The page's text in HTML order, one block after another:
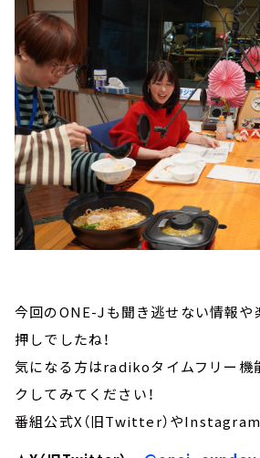
今回のONE-Jも聞き逃せない情報や
押しでしたね！
気になる方はradikoタイムフリー機
クしてみてください！
番組公式X（旧Twitter）やInstagram